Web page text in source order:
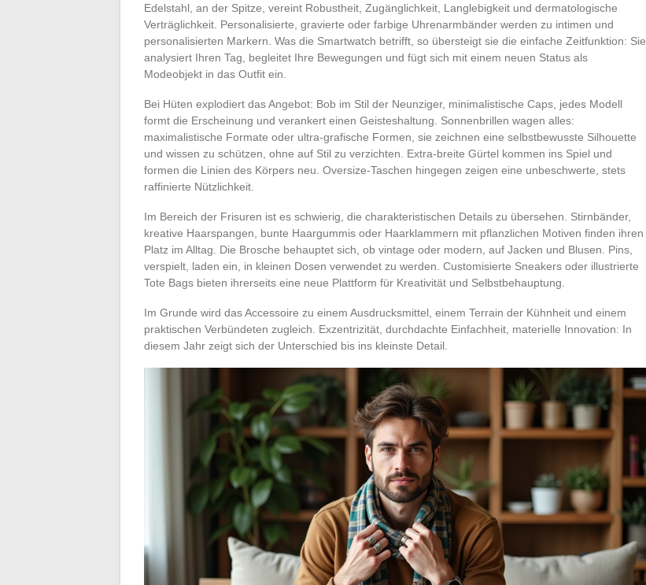
Edelstahl, an der Spitze, vereint Robustheit, Zugänglichkeit, Langlebigkeit und dermatologische
Verträglichkeit. Personalisierte, gravierte oder farbige Uhrenarmbänder werden zu intimen und
personalisierten Markern. Was die Smartwatch betrifft, so übersteigt sie die einfache Zeitfunktion: Sie
analysiert Ihren Tag, begleitet Ihre Bewegungen und fügt sich mit einem neuen Status als
Modeobjekt in das Outfit ein.
Bei Hüten explodiert das Angebot: Bob im Stil der Neunziger, minimalistische Caps, jedes Modell
formt die Erscheinung und verankert einen Geisteshaltung. Sonnenbrillen wagen alles:
maximalistische Formate oder ultra-grafische Formen, sie zeichnen eine selbstbewusste Silhouette
und wissen zu schützen, ohne auf Stil zu verzichten. Extra-breite Gürtel kommen ins Spiel und
formen die Linien des Körpers neu. Oversize-Taschen hingegen zeigen eine unbeschwerte, stets
raffinierte Nützlichkeit.
Im Bereich der Frisuren ist es schwierig, die charakteristischen Details zu übersehen. Stirnbänder,
kreative Haarspangen, bunte Haargummis oder Haarklammern mit pflanzlichen Motiven finden ihren
Platz im Alltag. Die Brosche behauptet sich, ob vintage oder modern, auf Jacken und Blusen. Pins,
verspielt, laden ein, in kleinen Dosen verwendet zu werden. Customisierte Sneakers oder illustrierte
Tote Bags bieten ihrerseits eine neue Plattform für Kreativität und Selbstbehauptung.
Im Grunde wird das Accessoire zu einem Ausdrucksmittel, einem Terrain der Kühnheit und einem
praktischen Verbündeten zugleich. Exzentrizität, durchdachte Einfachheit, materielle Innovation: In
diesem Jahr zeigt sich der Unterschied bis ins kleinste Detail.